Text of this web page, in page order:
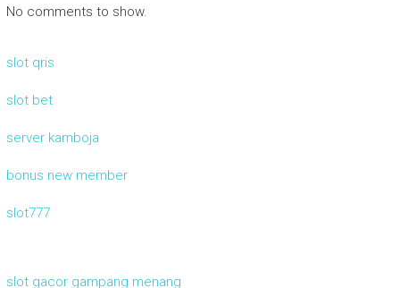
No comments to show.
slot qris
slot bet
server kamboja
bonus new member
slot777
slot gacor gampang menang